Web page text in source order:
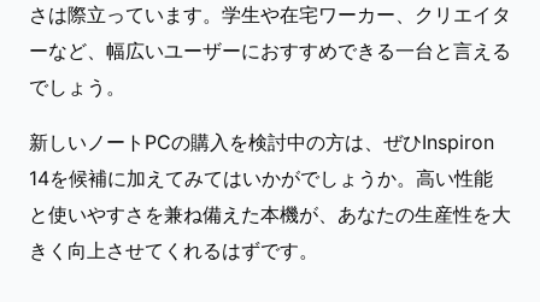
さは際立っています。学生や在宅ワーカー、クリエイタ
ーなど、幅広いユーザーにおすすめできる一台と言える
でしょう。
新しいノートPCの購入を検討中の方は、ぜひInspiron
14を候補に加えてみてはいかがでしょうか。高い性能
と使いやすさを兼ね備えた本機が、あなたの生産性を大
きく向上させてくれるはずです。